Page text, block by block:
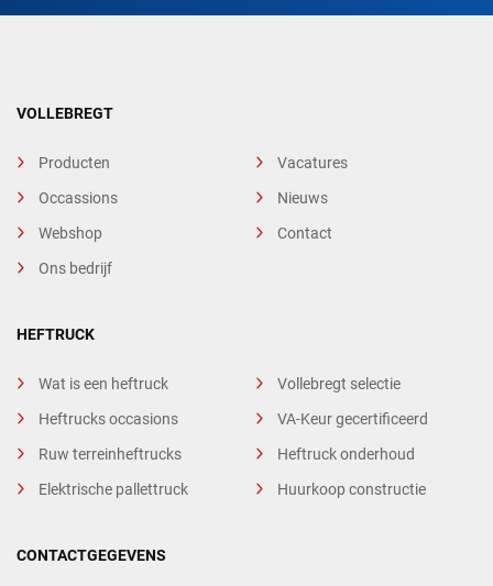
VOLLEBREGT
Producten
Occassions
Webshop
Ons bedrijf
Vacatures
Nieuws
Contact
HEFTRUCK
Wat is een heftruck
Heftrucks occasions
Ruw terreinheftrucks
Elektrische pallettruck
Vollebregt selectie
VA-Keur gecertificeerd
Heftruck onderhoud
Huurkoop constructie
CONTACTGEGEVENS